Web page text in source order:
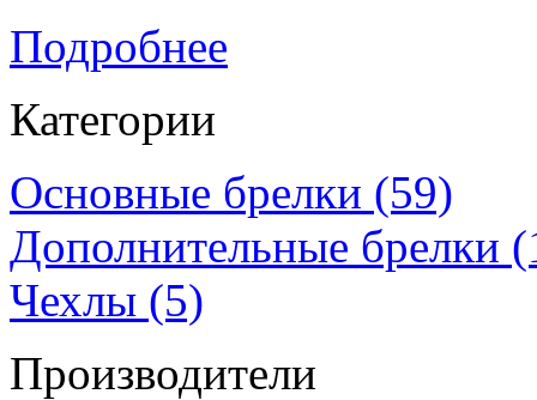
Подробнее
Категории
Основные брелки (59)
Дополнительные брелки
Чехлы (5)
Производители